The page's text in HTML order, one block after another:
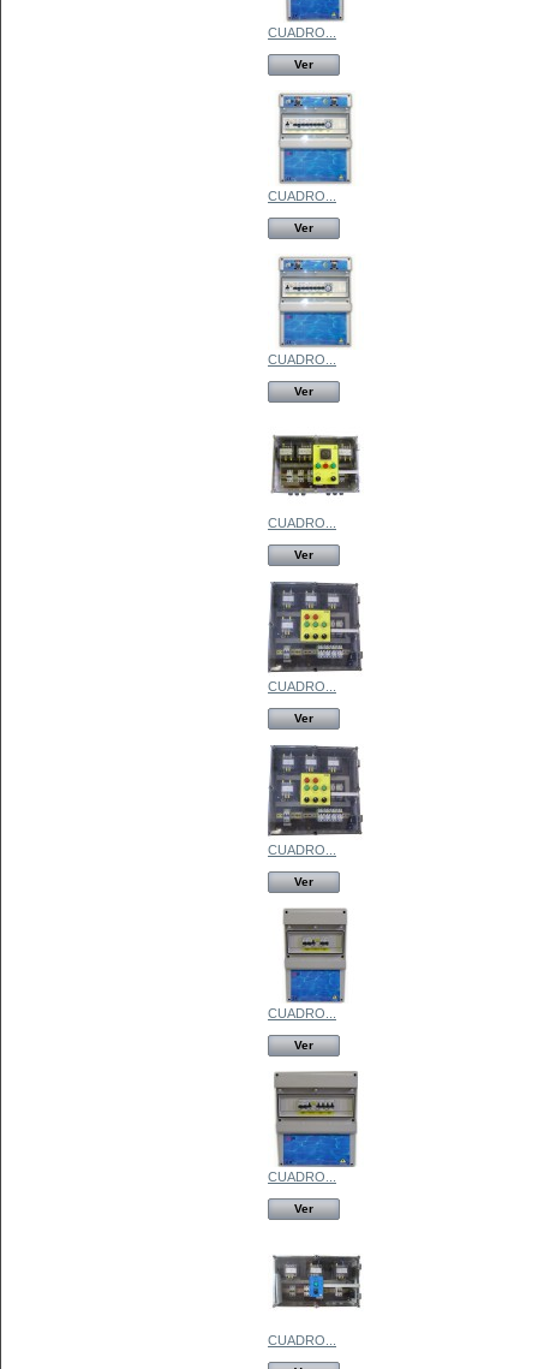
CUADRO...
Ver
CUADRO...
Ver
CUADRO...
Ver
CUADRO...
Ver
CUADRO...
Ver
CUADRO...
Ver
CUADRO...
Ver
CUADRO...
Ver
CUADRO...